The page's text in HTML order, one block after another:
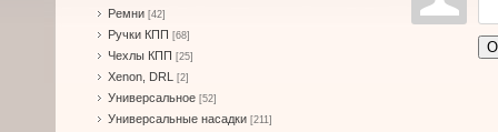
Ремни [42]
Ручки КПП [68]
Чехлы КПП [25]
Xenon, DRL [2]
Универсальное [52]
Универсальные насадки [211]